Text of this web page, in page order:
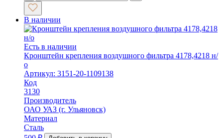
В наличии
Есть в наличии
Кронштейн крепления воздушного фильтра 4178,4218 н/
о
Артикул: 3151-20-1109138
Код
3130
Производитель
ОАО УАЗ (г. Ульяновск)
Материал
Сталь